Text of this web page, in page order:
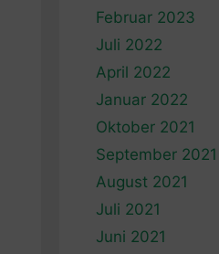
Februar 2023
Juli 2022
April 2022
Januar 2022
Oktober 2021
September 2021
August 2021
Juli 2021
Juni 2021